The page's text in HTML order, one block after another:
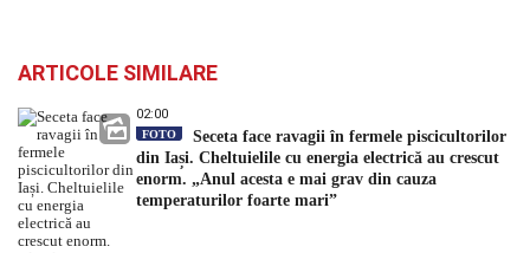
ARTICOLE SIMILARE
02:00
FOTO
Seceta face ravagii în fermele piscicultorilor
din Iași. Cheltuielile cu energia electrică au crescut
enorm. „Anul acesta e mai grav din cauza
temperaturilor foarte mari”